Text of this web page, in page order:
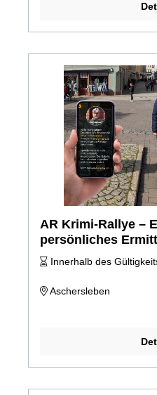
AR Krimi-Rallye –
persönliches
Innerhalb des
Aschersleben